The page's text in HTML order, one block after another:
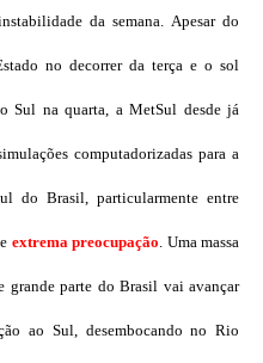
da semana. Apesar do
no decorrer da terça e o sol
Sul na quarta, a MetSul desde já
computadorizadas para a
do Brasil, particularmente entre
e extrema preocupação . Uma massa
grande parte do Brasil vai avançar
ao Sul, desembocando no Rio